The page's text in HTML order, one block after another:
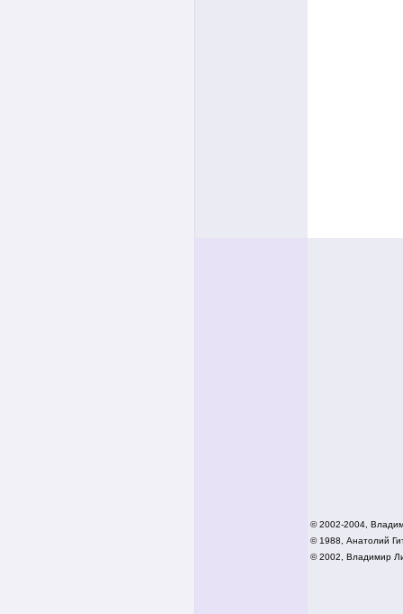
© 2002-2004,
© 1988, Анатолий
© 2002, Владимир